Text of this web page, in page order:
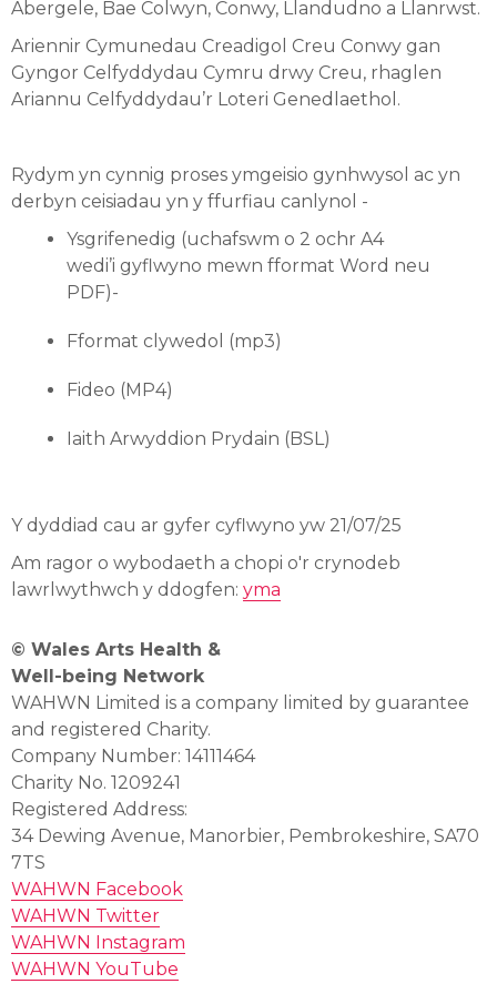
Abergele, Bae Colwyn, Conwy, Llandudno a Llanrwst.
Ariennir Cymunedau Creadigol Creu Conwy gan
Gyngor Celfyddydau Cymru drwy Creu, rhaglen
Ariannu Celfyddydau’r Loteri Genedlaethol.
Rydym yn cynnig proses ymgeisio gynhwysol ac yn
derbyn ceisiadau yn y ffurfiau canlynol -
Ysgrifenedig (uchafswm o 2 ochr A4
wedi’i gyflwyno mewn fformat Word neu
PDF)-
Fformat clywedol (mp3)
Fideo (MP4)
Iaith Arwyddion Prydain (BSL)
Y dyddiad cau ar gyfer cyflwyno yw 21/07/25
Am ragor o wybodaeth a chopi o'r crynodeb
lawrlwythwch y ddogfen: yma
© Wales Arts Health &
Well-being Network
WAHWN Limited is a company limited by guarantee
and registered Charity.
Company Number: 14111464
Charity No. 1209241
Registered Address:
34 Dewing Avenue, Manorbier, Pembrokeshire, SA70
7TS
WAHWN Facebook
WAHWN Twitter
WAHWN Instagram
WAHWN YouTube